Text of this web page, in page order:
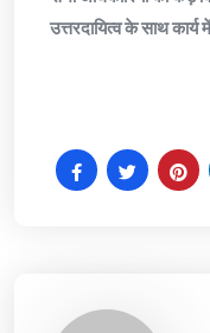
उत्तरदायित्व के साथ कार्य